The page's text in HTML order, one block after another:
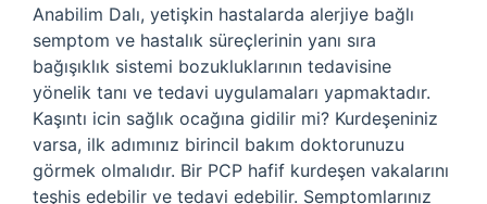
Anabilim Dalı, yetişkin hastalarda alerjiye bağlı
semptom ve hastalık süreçlerinin yanı sıra
bağışıklık sistemi bozukluklarının tedavisine
yönelik tanı ve tedavi uygulamaları yapmaktadır.
Kaşıntı icin sağlık ocağına gidilir mi? Kurdeşeniniz
varsa, ilk adımınız birincil bakım doktorunuzu
görmek olmalıdır. Bir PCP hafif kurdeşen vakalarını
teşhis edebilir ve tedavi edebilir. Semptomlarınız